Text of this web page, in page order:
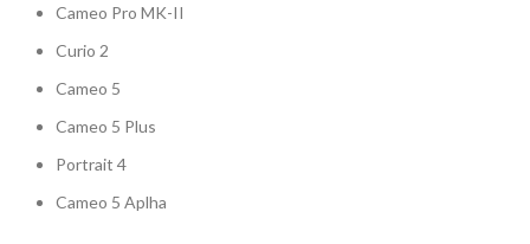
Cameo Pro MK-II
Curio 2
Cameo 5
Cameo 5 Plus
Portrait 4
Cameo 5 Aplha